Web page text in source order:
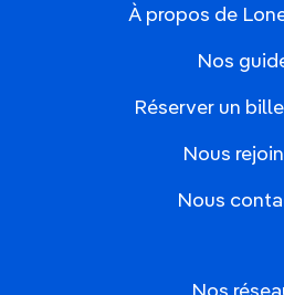
À propos de
Nos
Réserver un
Nous
Nous